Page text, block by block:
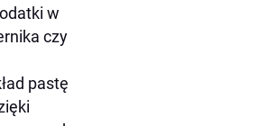
w
czy
pastę